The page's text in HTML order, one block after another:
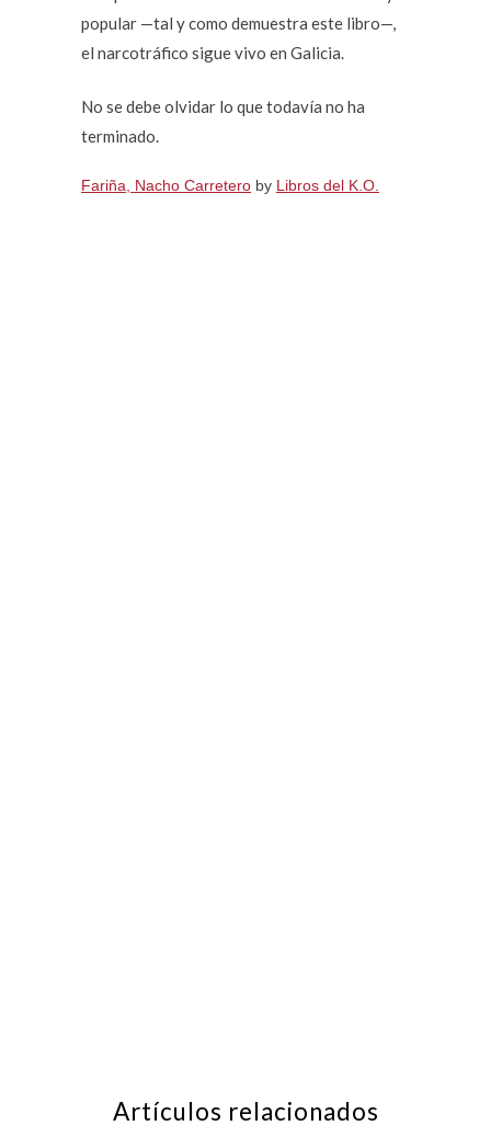
popular —tal y como demuestra este libro—,
el narcotráfico sigue vivo en Galicia.
No se debe olvidar lo que todavía no ha
terminado.
Fariña, Nacho Carretero by Libros del K.O.
Artículos relacionados